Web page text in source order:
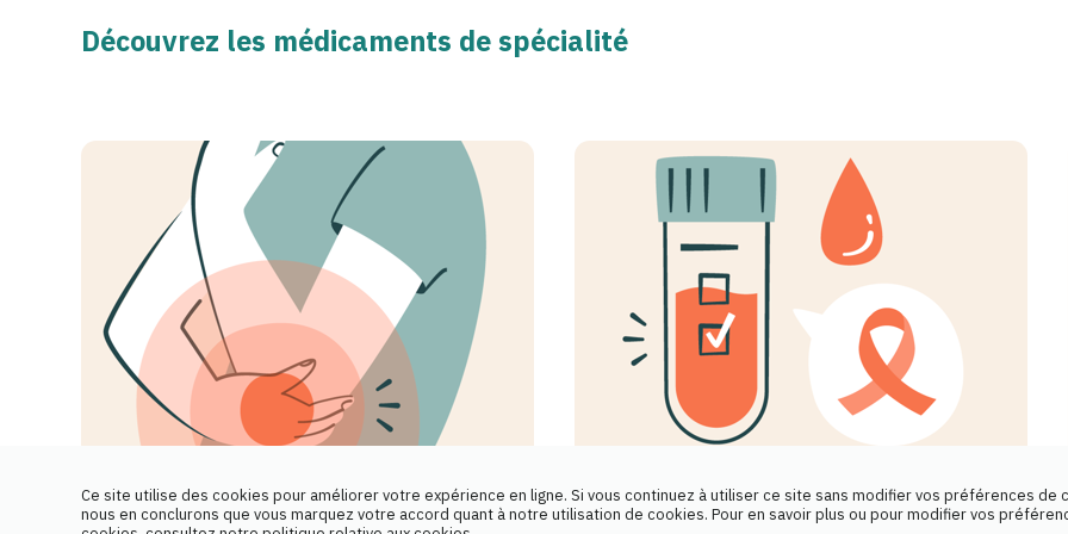
Ce site utilise des cookies pour améliorer votre expérience en ligne. Si vous continuez à utiliser ce site sans modifier vos préférences de
nous en conclurons que vous marquez votre accord quant à notre utilisation de cookies. Pour en savoir plus ou pour modifier vos
Découvrez les médicaments de spécialité
ARTHRITE VIH